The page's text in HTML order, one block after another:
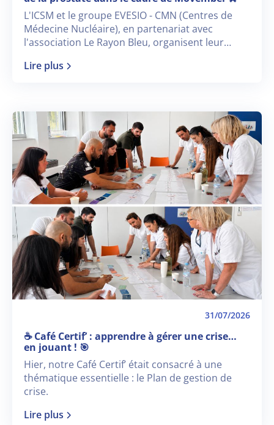
L'ICSM et le groupe EVESIO - CMN (Centres de
Médecine Nucléaire), en partenariat avec
l'association Le Rayon Bleu, organisent leur
du cancer de la prostate en 2026 » dans le cadre
Lire plus
31/07/2026
☕ Café Certif’ : apprendre à gérer une crise…
en jouant ! 🎯
Hier, notre Café Certif’ était consacré à une
thématique essentielle : le Plan de gestion de
crise.
Lire plus